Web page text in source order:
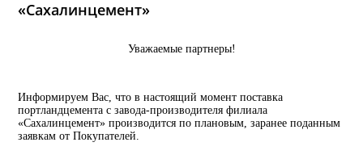
«Сахалинцемент»
Уважаемые партнеры!
Информируем Вас, что в настоящий момент поставка
портландцемента с завода-производителя филиала
«Сахалинцемент» производится по плановым, заранее поданным
заявкам от Покупателей.